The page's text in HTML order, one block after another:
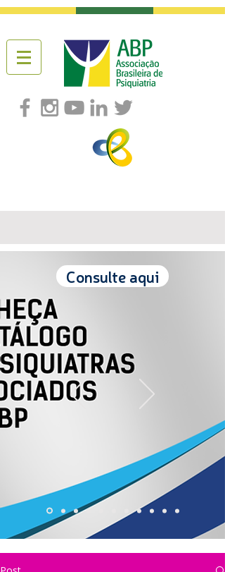
Consulte aqui